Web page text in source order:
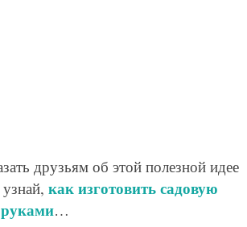
друзьям об этой полезной идее
как изготовить садовую
…